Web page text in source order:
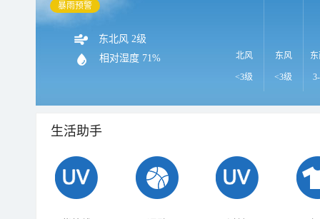
暴雨预警
东北风 2级
相对湿度 71% 北风
<3级
东风
<3级
生活助手